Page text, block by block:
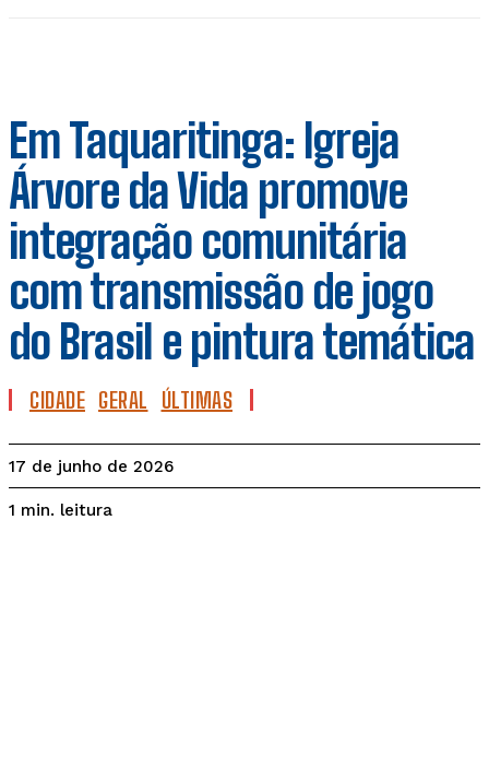
Em Taquaritinga: Igreja
Árvore da Vida promove
integração comunitária
com transmissão de jogo
do Brasil e pintura temática
CIDADE GERAL ÚLTIMAS
17 de junho de 2026
1 min. leitura